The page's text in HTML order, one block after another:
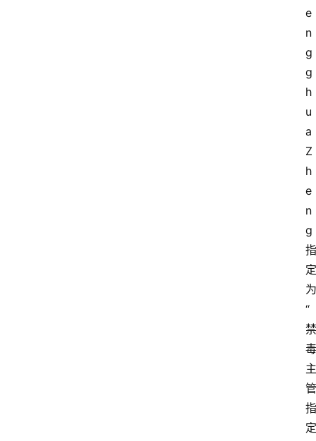
e
n
g
g
h
u
a
Z
h
e
n
g
指
定
为
“
禁
毒
主
管
指
定